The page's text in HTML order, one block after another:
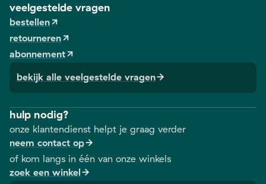
veelgestelde vragen
bestellen
retourneren
abonnement
bekijk alle veelgestelde vragen
hulp nodig?
onze klantendienst helpt je graag verder
neem contact op
of kom langs in één van onze winkels
zoek een winkel